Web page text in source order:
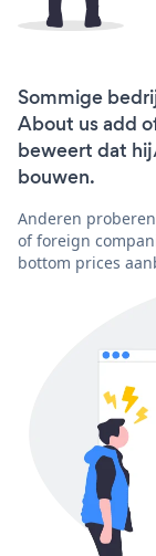
Sommige
About us add
beweert dat
bouwen.
Anderen
of foreign
bottom prices